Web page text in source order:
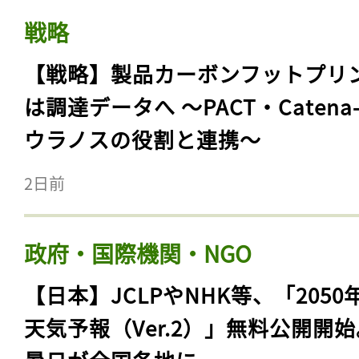
戦略
【戦略】製品カーボンフットプリ
は調達データへ 〜PACT・
ウラノスの役割と連携〜
2日前
政府・国際機関・NGO
【日本】JCLPやNHK等、「2050
天気予報（Ver.2）」無料公開開